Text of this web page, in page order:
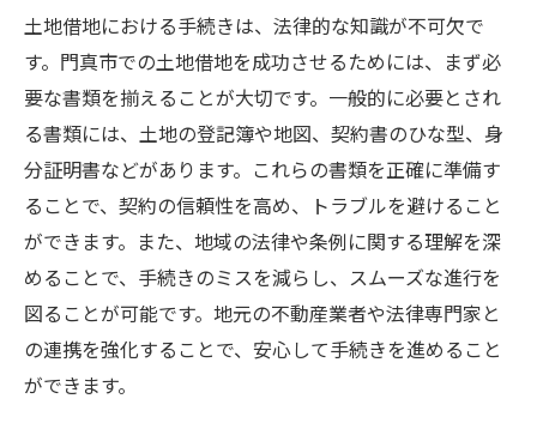
土地借地における手続きは、法律的な知識が不可欠で
す。門真市での土地借地を成功させるためには、まず必
要な書類を揃えることが大切です。一般的に必要とされ
る書類には、土地の登記簿や地図、契約書のひな型、身
分証明書などがあります。これらの書類を正確に準備す
ることで、契約の信頼性を高め、トラブルを避けること
ができます。また、地域の法律や条例に関する理解を深
めることで、手続きのミスを減らし、スムーズな進行を
図ることが可能です。地元の不動産業者や法律専門家と
の連携を強化することで、安心して手続きを進めること
ができます。